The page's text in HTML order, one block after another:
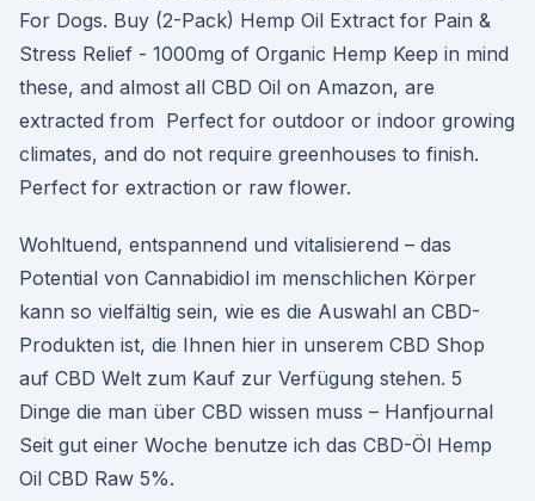
For Dogs. Buy (2-Pack) Hemp Oil Extract for Pain &
Stress Relief - 1000mg of Organic Hemp Keep in mind
these, and almost all CBD Oil on Amazon, are
extracted from Perfect for outdoor or indoor growing
climates, and do not require greenhouses to finish.
Perfect for extraction or raw flower.
Wohltuend, entspannend und vitalisierend – das
Potential von Cannabidiol im menschlichen Körper
kann so vielfältig sein, wie es die Auswahl an CBD-
Produkten ist, die Ihnen hier in unserem CBD Shop
auf CBD Welt zum Kauf zur Verfügung stehen. 5
Dinge die man über CBD wissen muss – Hanfjournal
Seit gut einer Woche benutze ich das CBD-Öl Hemp
Oil CBD Raw 5%.